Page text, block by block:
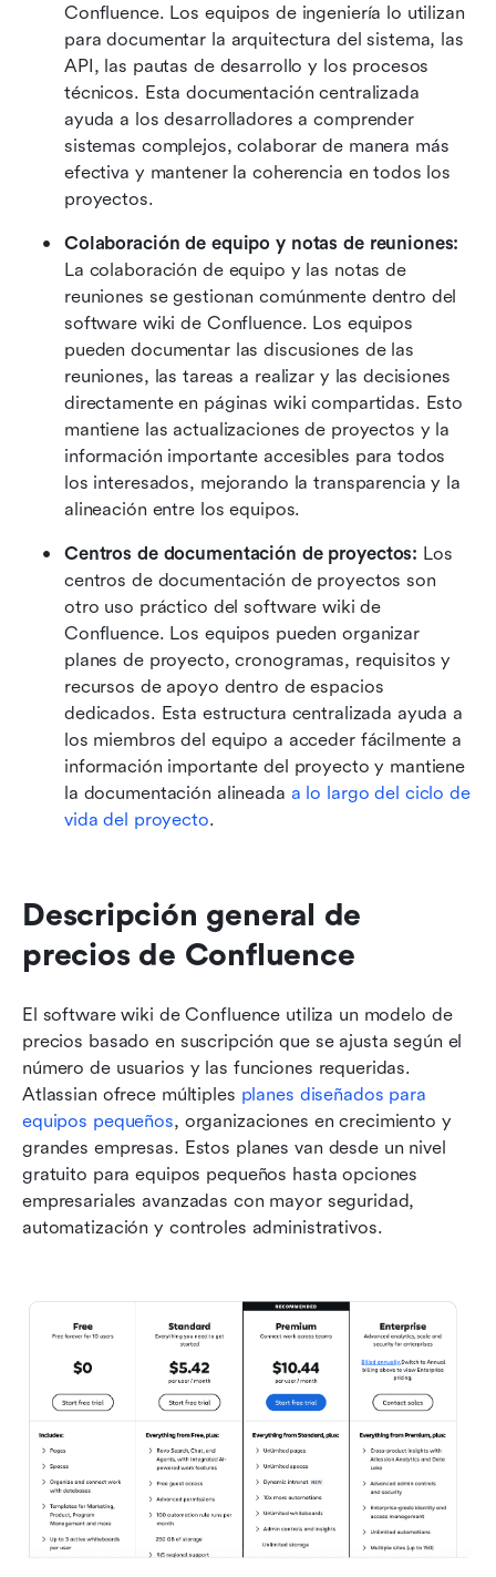
Confluence. Los equipos de ingeniería lo utilizan
para documentar la arquitectura del sistema, las
API, las pautas de desarrollo y los procesos
técnicos. Esta documentación centralizada
ayuda a los desarrolladores a comprender
sistemas complejos, colaborar de manera más
efectiva y mantener la coherencia en todos los
proyectos.
La colaboración de equipo y las notas de
reuniones se gestionan comúnmente dentro del
software wiki de Confluence. Los equipos
pueden documentar las discusiones de las
reuniones, las tareas a realizar y las decisiones
directamente en páginas wiki compartidas. Esto
mantiene las actualizaciones de proyectos y la
información importante accesibles para todos
los interesados, mejorando la transparencia y la
alineación entre los equipos.
Centros de documentación de proyectos: Los
centros de documentación de proyectos son
otro uso práctico del software wiki de
Confluence. Los equipos pueden organizar
planes de proyecto, cronogramas, requisitos y
recursos de apoyo dentro de espacios
dedicados. Esta estructura centralizada ayuda a
los miembros del equipo a acceder fácilmente a
información importante del proyecto y mantiene
la documentación alineada a lo largo del ciclo de
vida del proyecto.
Descripción general de
precios de Confluence
El software wiki de Confluence utiliza un modelo de
precios basado en suscripción que se ajusta según el
número de usuarios y las funciones requeridas.
Atlassian ofrece múltiples planes diseñados para
equipos pequeños, organizaciones en crecimiento y
grandes empresas. Estos planes van desde un nivel
gratuito para equipos pequeños hasta opciones
empresariales avanzadas con mayor seguridad,
automatización y controles administrativos.